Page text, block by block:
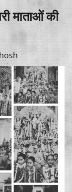
माताओं की